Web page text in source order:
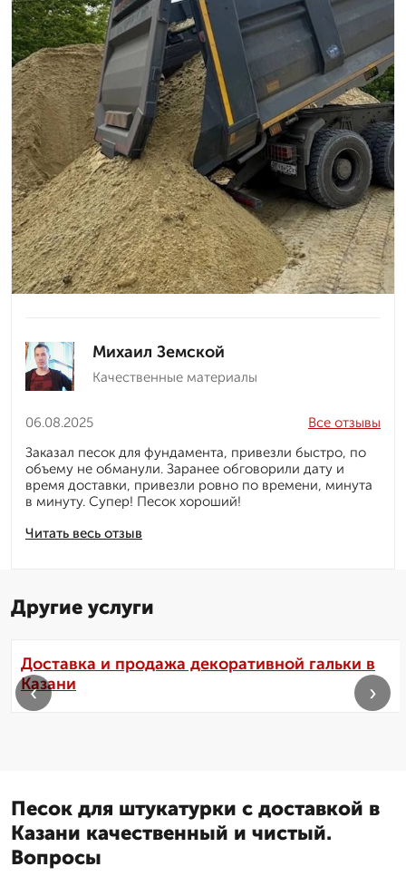
Михаил Земской
Качественные материалы
06.08.2025
Читать весь отзыв
Все отзывы
Заказал песок для фундамента, привезли быстро, по
объему не обманули. Заранее обговорили дату и
время доставки, привезли ровно по времени, минута
в минуту. Супер! Песок хороший!
Другие услуги
Доставка и продажа декоративной гальки в
Казани
‹ ›
Песок для штукатурки с доставкой в
Казани качественный и чистый.
Вопросы